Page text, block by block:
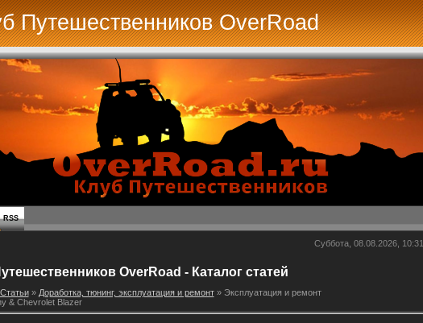
Путешественников OverRoad
RSS
Суббота, 08.08.2026, 10:31
OverRoad - Каталог статей
Статьи» Доработка, тюнинг, эксплуатация и ремонт» Эксплуатация и ремонт
& Chevrolet Blazer